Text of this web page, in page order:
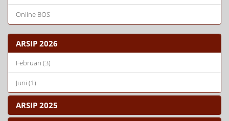
Online BOS
ARSIP 2026
Februari (3)
Juni (1)
ARSIP 2025